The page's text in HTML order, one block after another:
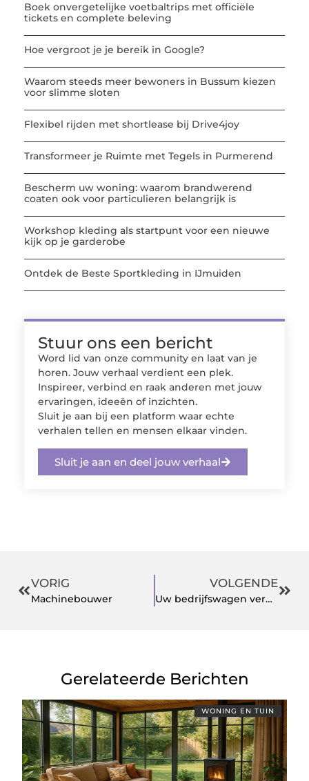
Boek onvergetelijke voetbaltrips met officiële
tickets en complete beleving
Hoe vergroot je je bereik in Google?
Waarom steeds meer bewoners in Bussum kiezen
voor slimme sloten
Flexibel rijden met shortlease bij Drive4joy
Transformeer je Ruimte met Tegels in Purmerend
Bescherm uw woning: waarom brandwerend
coaten ook voor particulieren belangrijk is
Workshop kleding als startpunt voor een nieuwe
kijk op je garderobe
Ontdek de Beste Sportkleding in IJmuiden
Stuur ons een bericht
Word lid van onze community en laat van je
horen. Jouw verhaal verdient een plek.
Inspireer, verbind en raak anderen met jouw
ervaringen, ideeën of inzichten.
Sluit je aan bij een platform waar echte
verhalen tellen en mensen elkaar vinden.
Sluit je aan en deel jouw verhaal
VORIG
Machinebouwer
VOLGENDE
Uw bedrijfswagen verkopen op een snelle manier
Gerelateerde Berichten
WONING EN TUIN